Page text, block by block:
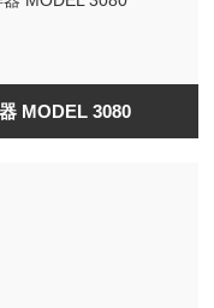
MODEL 3080